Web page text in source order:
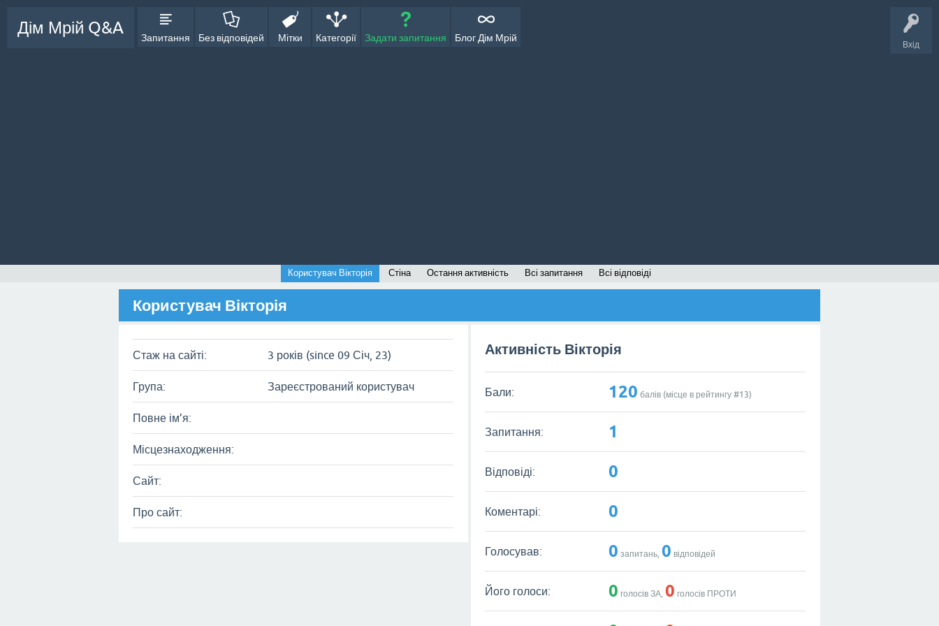
Вхід
Дім Мрій Q&A
Запитання Без відповідей Мітки Категорії Задати запитання Блог Дім Мрій
Користувач Вікторія Стіна Остання активність Всі запитання Всі відповіді
Користувач Вікторія
Стаж на сайті: 3 років (since 09 Січ, 23)
Група: Зареєстрований користувач
Повне ім’я:
Місцезнаходження:
Сайт:
Про сайт:
Активність Вікторія
Бали: 120 балів (місце в рейтингу #13)
Запитання: 1
Відповіді: 0
Коментарі: 0
Голосував: 0 запитань,0 відповідей
Його голоси: 0 голосів ЗА,0 голосів ПРОТИ